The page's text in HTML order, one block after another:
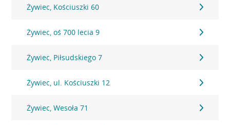
Żywiec, Kościuszki 60
Żywiec, oś 700 lecia 9
Żywiec, Piłsudskiego 7
Żywiec, ul. Kościuszki 12
Żywiec, Wesoła 71